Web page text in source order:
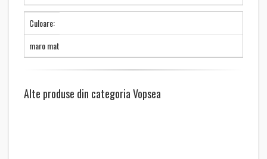
Culoare:
maro mat
Alte produse din categoria Vopsea